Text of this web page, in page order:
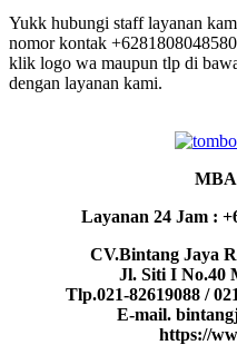
Yukk hubungi staff layanan
nomor kontak
klik logo wa maupun tlp di
dengan layanan kami.
Layanan 24 Jam :
CV.Bintang Jaya
Jl. Siti I No.40
Tlp.021-82619088 /
E-mail.
https://